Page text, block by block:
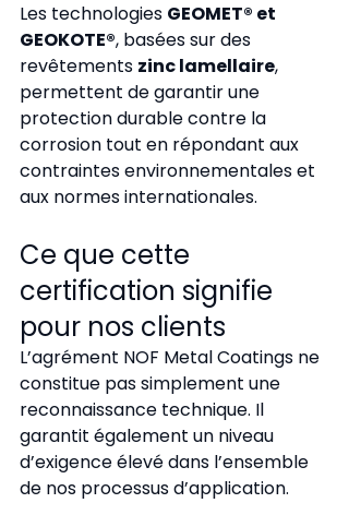
Les technologies GEOMET® et
GEOKOTE®, basées sur des
revêtements zinc lamellaire,
permettent de garantir une
protection durable contre la
corrosion tout en répondant aux
contraintes environnementales et
aux normes internationales.
Ce que cette
certification signifie
pour nos clients
L’agrément NOF Metal Coatings ne
constitue pas simplement une
reconnaissance technique. Il
garantit également un niveau
d’exigence élevé dans l’ensemble
de nos processus d’application.